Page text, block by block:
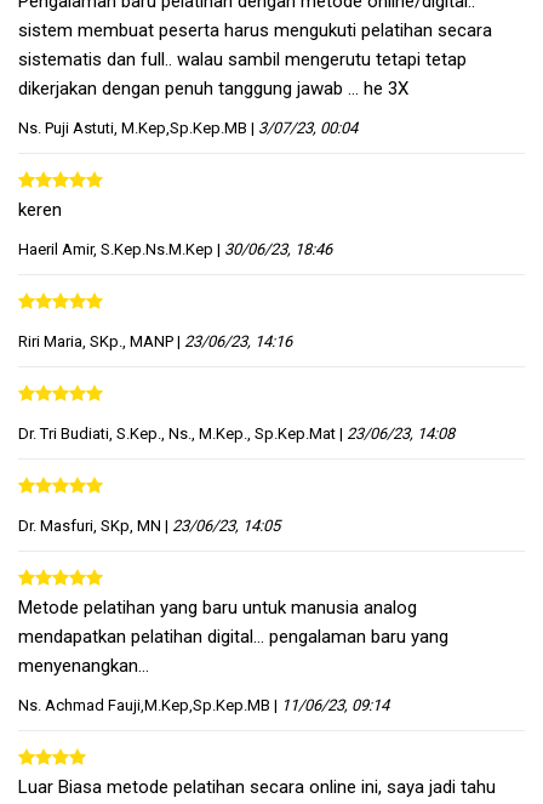
sistem membuat peserta harus mengukuti pelatihan secara
sistematis dan full.. walau sambil mengerutu tetapi tetap
dikerjakan dengan penuh tanggung jawab ... he 3X
Ns. Puji Astuti, M.Kep,Sp.Kep.MB | 3/07/23, 00:04
keren
Haeril Amir, S.Kep.Ns.M.Kep | 30/06/23, 18:46
Riri Maria, SKp., MANP | 23/06/23, 14:16
Dr. Tri Budiati, S.Kep., Ns., M.Kep., Sp.Kep.Mat | 23/06/23, 14:08
Dr. Masfuri, SKp, MN | 23/06/23, 14:05
Metode pelatihan yang baru untuk manusia analog
mendapatkan pelatihan digital… pengalaman baru yang
menyenangkan…
Ns. Achmad Fauji,M.Kep,Sp.Kep.MB | 11/06/23, 09:14
Luar Biasa metode pelatihan secara online ini, saya jadi tahu